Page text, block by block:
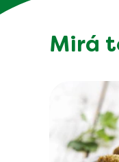
Mirá